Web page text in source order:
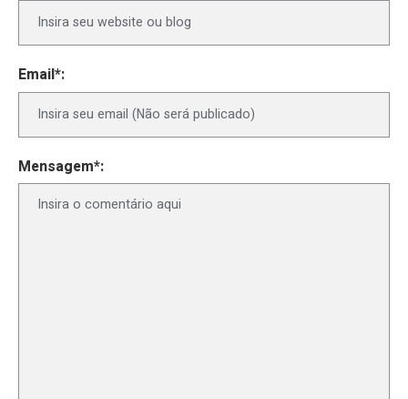
Email*:
Mensagem*: